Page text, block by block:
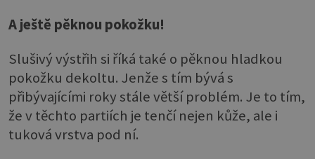
A ještě pěknou pokožku!
Slušivý výstřih si říká také o pěknou hladkou
pokožku dekoltu. Jenže s tím bývá s
přibývajícími roky stále větší problém. Je to tím,
že v těchto partiích je tenčí nejen kůže, ale i
tuková vrstva pod ní.